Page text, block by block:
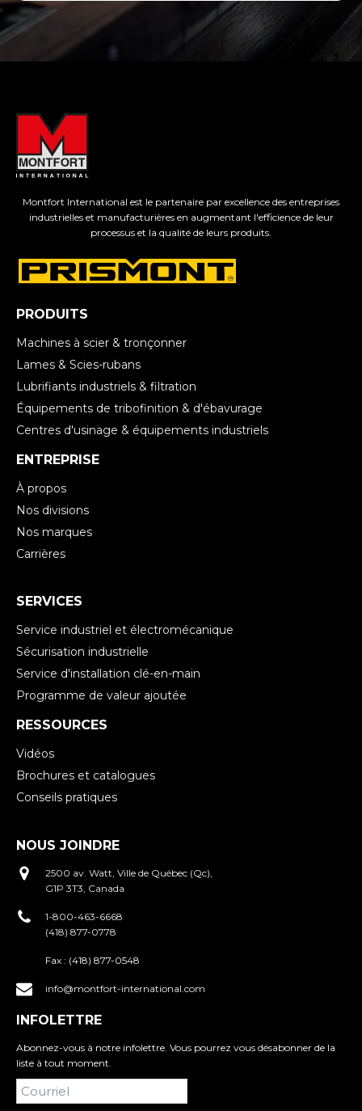
Montfort International est le partenaire par excellence des entreprises
industrielles et manufacturières en augmentant l'efficience de leur
processus et la qualité de leurs produits.
PRODUITS
Machines à scier & tronçonner
Lames & Scies-rubans
Lubrifiants industriels & filtration
Équipements de tribofinition & d'ébavurage
Centres d'usinage & équipements industriels
ENTREPRISE
À propos
Nos divisions
Nos marques
Carrières
SERVICES
Service industriel et électromécanique
Sécurisation industrielle
Service d'installation clé-en-main
Programme de valeur ajoutée
RESSOURCES
Vidéos
Brochures et catalogues
Conseils pratiques
NOUS JOINDRE
2500 av. Watt, Ville de Québec (Qc),
G1P 3T3, Canada
1-800-463-6668
(418) 877-0778
Fax : (418) 877-0548
info@montfort-international.com
INFOLETTRE
Abonnez-vous à notre infolettre. Vous pourrez vous désabonner de la
liste à tout moment.